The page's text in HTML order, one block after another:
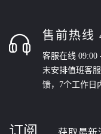
售前热线
客服在线 09:00
末安排值班客
馈，7个工作日